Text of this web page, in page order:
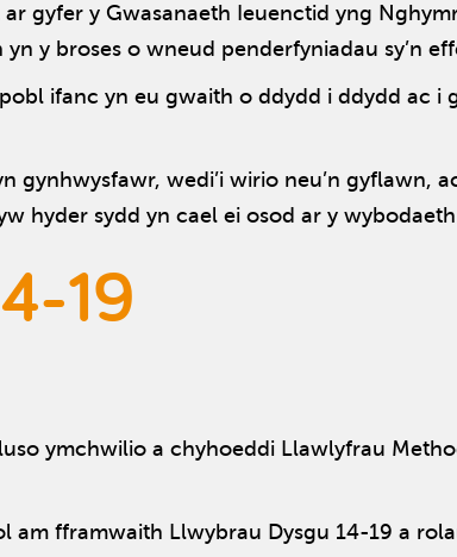
gyfer y Gwasanaeth Ieuenctid yng
y broses o wneud penderfyniadau sy’n
ifanc yn eu gwaith o ddydd i ddydd ac i
wedi’i wirio neu’n gyflawn,
hyder sydd yn cael ei osod ar y
19
ymchwilio a chyhoeddi Llawlyfrau
fframwaith Llwybrau Dysgu 14-19 a